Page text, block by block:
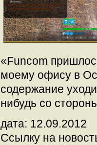
«Funcom
моему офису в
содержание
нибудь со
дата: 12.09.2012
Ссылку на